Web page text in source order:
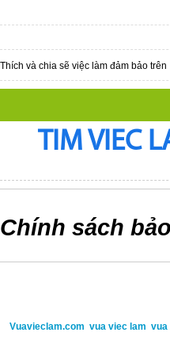
Thích và chia sẽ việc làm đảm bảo trên
TIM VIEC
Chính sách
Vuavieclam.com vua viec lam vua